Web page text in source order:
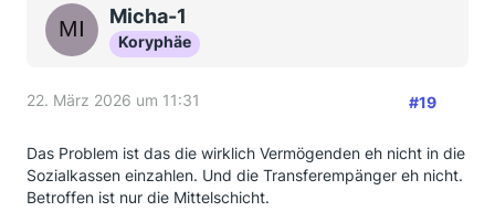
Micha-1
Koryphäe
22. März 2026 um 11:31 #19
Das Problem ist das die wirklich Vermögenden eh nicht in die
Sozialkassen einzahlen. Und die Transferempänger eh nicht.
Betroffen ist nur die Mittelschicht.